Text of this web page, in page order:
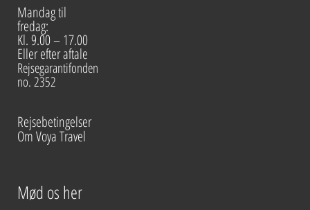
Mandag til
fredag:
Kl. 9.00 – 17.00
Eller efter aftale
Rejsegarantifonden
no. 2352
Rejsebetingelser
Om Voya Travel
Mød os her